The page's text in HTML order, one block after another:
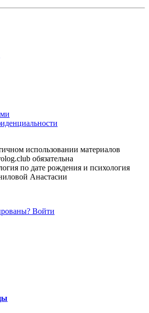
использовании материалов
обязательна
по дате рождения и психология
Анастасии
Войти